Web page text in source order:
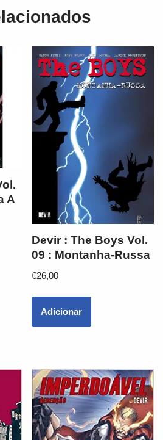
A
Devir : The Boys Vol.
09 : Montanha-Russa
€26,00
Adicionar